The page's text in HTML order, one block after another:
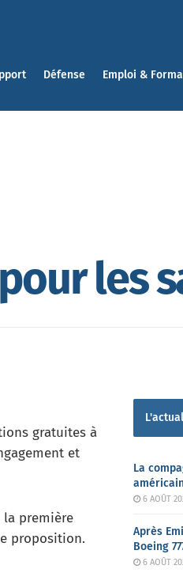
Défense Emploi &
les
gratuites à
et
la première
proposition.
La
6 AOÛT
Après
Boeing
6 AOÛT